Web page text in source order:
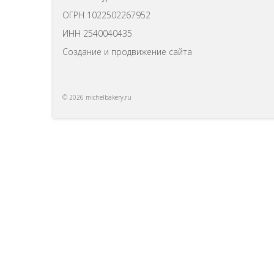
ОГРН 1022502267952
ИНН 2540040435
Создание и продвижение сайта
© 2026 michelbakery.ru